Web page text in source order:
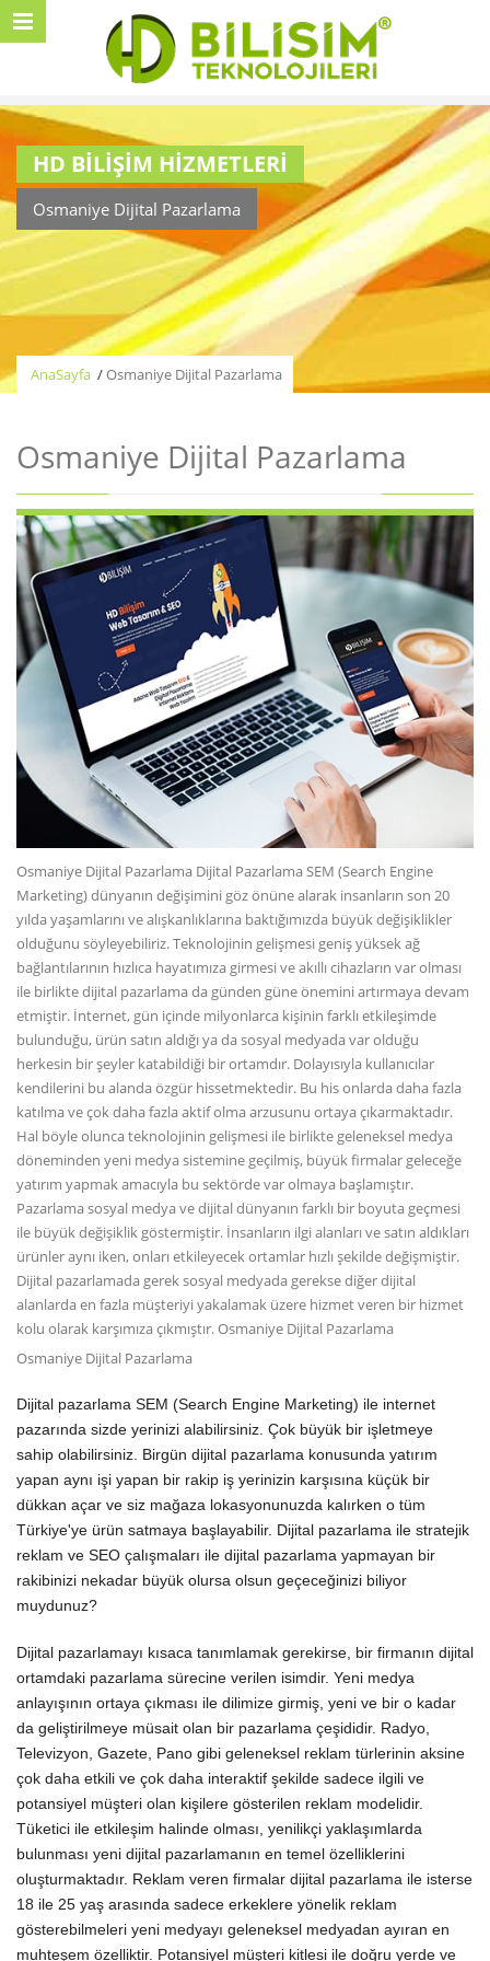
HD BİLİŞİM HİZMETLERİ
Osmaniye Dijital Pazarlama
AnaSayfa /Osmaniye Dijital Pazarlama
Osmaniye Dijital Pazarlama
Osmaniye Dijital Pazarlama Dijital Pazarlama SEM (Search Engine
Marketing) dünyanın değişimini göz önüne alarak insanların son 20
yılda yaşamlarını ve alışkanlıklarına baktığımızda büyük değişiklikler
olduğunu söyleyebiliriz. Teknolojinin gelişmesi geniş yüksek ağ
bağlantılarının hızlıca hayatımıza girmesi ve akıllı cihazların var olması
ile birlikte dijital pazarlama da günden güne önemini artırmaya devam
etmiştir. İnternet, gün içinde milyonlarca kişinin farklı etkileşimde
bulunduğu, ürün satın aldığı ya da sosyal medyada var olduğu
herkesin bir şeyler katabildiği bir ortamdır. Dolayısıyla kullanıcılar
kendilerini bu alanda özgür hissetmektedir. Bu his onlarda daha fazla
katılma ve çok daha fazla aktif olma arzusunu ortaya çıkarmaktadır.
Hal böyle olunca teknolojinin gelişmesi ile birlikte geleneksel medya
döneminden yeni medya sistemine geçilmiş, büyük firmalar geleceğe
yatırım yapmak amacıyla bu sektörde var olmaya başlamıştır.
Pazarlama sosyal medya ve dijital dünyanın farklı bir boyuta geçmesi
ile büyük değişiklik göstermiştir. İnsanların ilgi alanları ve satın aldıkları
ürünler aynı iken, onları etkileyecek ortamlar hızlı şekilde değişmiştir.
Dijital pazarlamada gerek sosyal medyada gerekse diğer dijital
alanlarda en fazla müşteriyi yakalamak üzere hizmet veren bir hizmet
kolu olarak karşımıza çıkmıştır. Osmaniye Dijital Pazarlama
Osmaniye Dijital Pazarlama
Dijital pazarlama SEM (Search Engine Marketing) ile internet
pazarında sizde yerinizi alabilirsiniz. Çok büyük bir işletmeye
sahip olabilirsiniz. Birgün dijital pazarlama konusunda yatırım
yapan aynı işi yapan bir rakip iş yerinizin karşısına küçük bir
dükkan açar ve siz mağaza lokasyonunuzda kalırken o tüm
Türkiye'ye ürün satmaya başlayabilir. Dijital pazarlama ile stratejik
reklam ve SEO çalışmaları ile dijital pazarlama yapmayan bir
rakibinizi nekadar büyük olursa olsun geçeceğinizi biliyor
muydunuz?
Dijital pazarlamayı kısaca tanımlamak gerekirse, bir firmanın dijital
ortamdaki pazarlama sürecine verilen isimdir. Yeni medya
anlayışının ortaya çıkması ile dilimize girmiş, yeni ve bir o kadar
da geliştirilmeye müsait olan bir pazarlama çeşididir. Radyo,
Televizyon, Gazete, Pano gibi geleneksel reklam türlerinin aksine
çok daha etkili ve çok daha interaktif şekilde sadece ilgili ve
potansiyel müşteri olan kişilere gösterilen reklam modelidir.
Tüketici ile etkileşim halinde olması, yenilikçi yaklaşımlarda
bulunması yeni dijital pazarlamanın en temel özelliklerini
oluşturmaktadır. Reklam veren firmalar dijital pazarlama ile isterse
18 ile 25 yaş arasında sadece erkeklere yönelik reklam
gösterebilmeleri yeni medyayı geleneksel medyadan ayıran en
muhteşem özelliktir. Potansiyel müşteri kitlesi ile doğru yerde ve